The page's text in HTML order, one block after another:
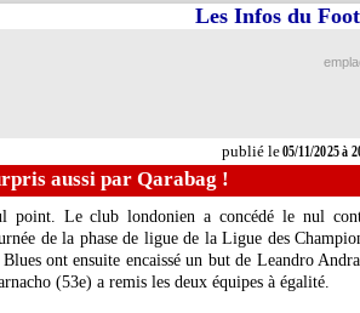
publié le05/11/2025 à
Les Infos du
aussi par Qarabag !
point. Le club londonien a concédé le nul
de la phase de ligue de la Ligue des
ont ensuite encaissé un but de Leandro
(53e) a remis les deux équipes à égalité.